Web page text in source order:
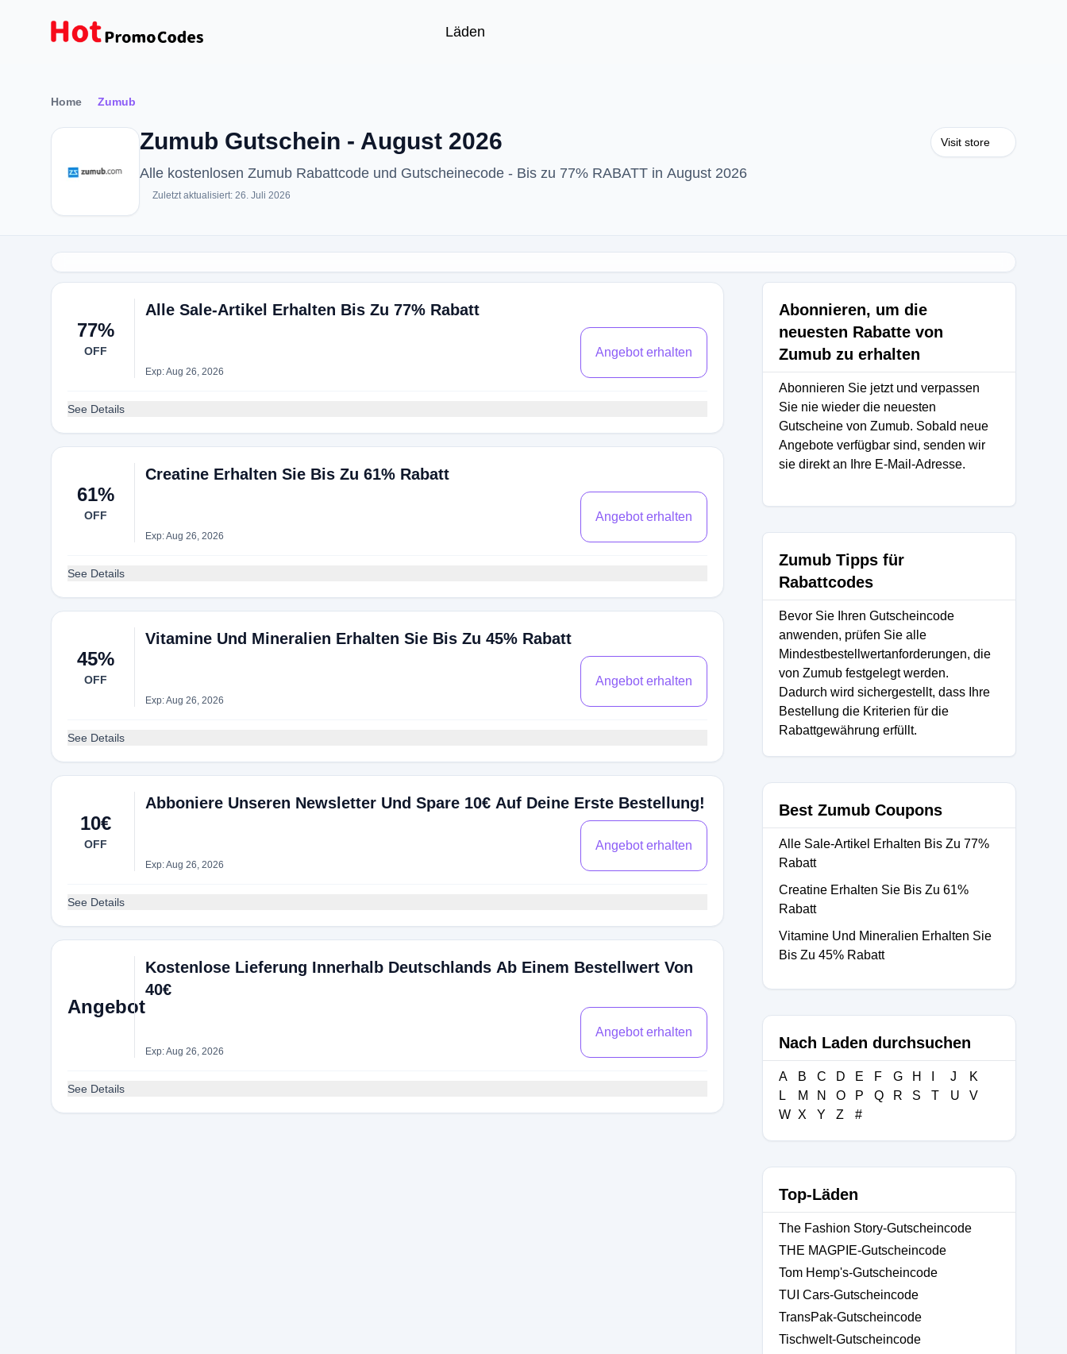
Läden
Home Zumub
Zumub Gutschein - August 2026
Alle kostenlosen Zumub Rabattcode und Gutscheinecode - Bis zu 77% RABATT in August 2026
Zuletzt aktualisiert: 26. Juli 2026
Visit store
77%
OFF
Alle Sale-Artikel Erhalten Bis Zu 77% Rabatt
Exp: Aug 26, 2026
Angebot erhalten
See Details
61%
OFF
Creatine Erhalten Sie Bis Zu 61% Rabatt
Exp: Aug 26, 2026
Angebot erhalten
See Details
45%
OFF
Vitamine Und Mineralien Erhalten Sie Bis Zu 45% Rabatt
Exp: Aug 26, 2026
Angebot erhalten
See Details
10€
OFF
Abboniere Unseren Newsletter Und Spare 10€ Auf Deine Erste Bestellung!
Exp: Aug 26, 2026
Angebot erhalten
See Details
Angebot
Kostenlose Lieferung Innerhalb Deutschlands Ab Einem Bestellwert Von
40€
Exp: Aug 26, 2026
Angebot erhalten
See Details
Abonnieren, um die
neuesten Rabatte von
Zumub zu erhalten
Abonnieren Sie jetzt und verpassen
Sie nie wieder die neuesten
Gutscheine von Zumub. Sobald neue
Angebote verfügbar sind, senden wir
sie direkt an Ihre E-Mail-Adresse.
Zumub Tipps für
Rabattcodes
Bevor Sie Ihren Gutscheincode
anwenden, prüfen Sie alle
Mindestbestellwertanforderungen, die
von Zumub festgelegt werden.
Dadurch wird sichergestellt, dass Ihre
Bestellung die Kriterien für die
Rabattgewährung erfüllt.
Best Zumub Coupons
Alle Sale-Artikel Erhalten Bis Zu 77%
Rabatt
Creatine Erhalten Sie Bis Zu 61%
Rabatt
Vitamine Und Mineralien Erhalten Sie
Bis Zu 45% Rabatt
Nach Laden durchsuchen
A B C D E F G H J
K
L
M N O P Q R S T U
V
W X Y Z #
Top-Läden
The Fashion Story-Gutscheincode
THE MAGPIE-Gutscheincode
Tom Hemp's-Gutscheincode
TUI Cars-Gutscheincode
TransPak-Gutscheincode
Tischwelt-Gutscheincode